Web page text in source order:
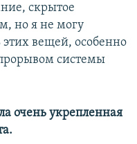
скрытое
но я не могу
этих вещей, особенно
системы
очень укрепленная